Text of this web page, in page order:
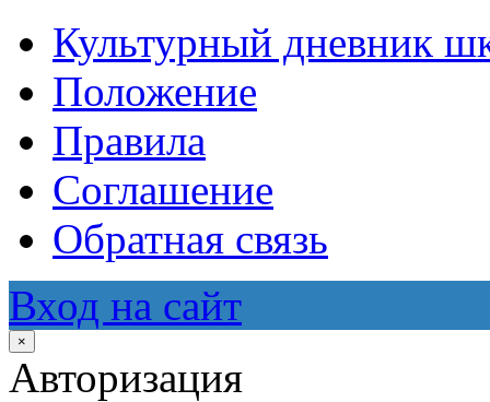
Культурный дневник
Положение
Правила
Соглашение
Обратная связь
Вход на сайт
×
Авторизация